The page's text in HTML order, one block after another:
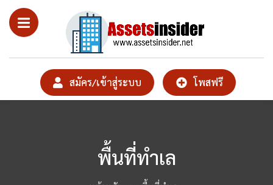
สมัคร/เข้าสู่ระบบ โพสฟรี
พื้นที่ทำเล